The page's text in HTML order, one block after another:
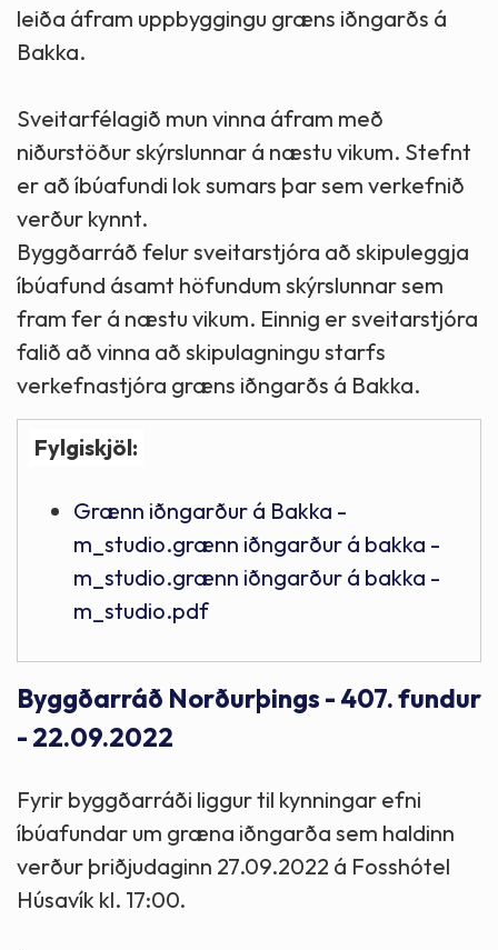
leiða áfram uppbyggingu græns iðngarðs á
Bakka.
Sveitarfélagið mun vinna áfram með
niðurstöður skýrslunnar á næstu vikum. Stefnt
er að íbúafundi lok sumars þar sem verkefnið
verður kynnt.
Byggðarráð felur sveitarstjóra að skipuleggja
íbúafund ásamt höfundum skýrslunnar sem
fram fer á næstu vikum. Einnig er sveitarstjóra
falið að vinna að skipulagningu starfs
verkefnastjóra græns iðngarðs á Bakka.
Fylgiskjöl:
Grænn iðngarður á Bakka -
m_studio.grænn iðngarður á bakka -
m_studio.grænn iðngarður á bakka -
m_studio.pdf
Byggðarráð Norðurþings - 407. fundur
- 22.09.2022
Fyrir byggðarráði liggur til kynningar efni
íbúafundar um græna iðngarða sem haldinn
verður þriðjudaginn 27.09.2022 á Fosshótel
Húsavík kl. 17:00.